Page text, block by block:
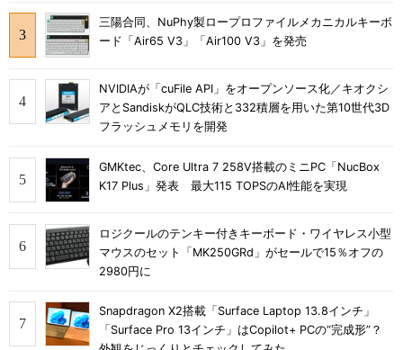
三陽合同、NuPhy製ロープロファイルメカニカルキーボ
ード「Air65 V3」「Air100 V3」を発売
NVIDIAが「cuFile API」をオープンソース化／キオクシ
アとSandiskがQLC技術と332積層を用いた第10世代3D
フラッシュメモリを開発
GMKtec、Core Ultra 7 258V搭載のミニPC「NucBox
K17 Plus」発表 最大115 TOPSのAI性能を実現
ロジクールのテンキー付きキーボード・ワイヤレス小型
マウスのセット「MK250GRd」がセールで15％オフの
2980円に
Snapdragon X2搭載「Surface Laptop 13.8インチ」
「Surface Pro 13インチ」はCopilot+ PCの“完成形”？